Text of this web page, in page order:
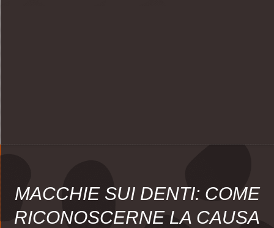
MACCHIE SUI DENTI: COME
RICONOSCERNE LA CAUSA